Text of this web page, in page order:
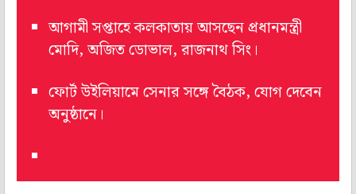
আগামী সপ্তাহে কলকাতায় আসছেন প্রধানমন্ত্রী
মোদি, অজিত ডোভাল, রাজনাথ সিং।
ফোর্ট উইলিয়ামে সেনার সঙ্গে বৈঠক, যোগ দেবেন
অনুষ্ঠানে।